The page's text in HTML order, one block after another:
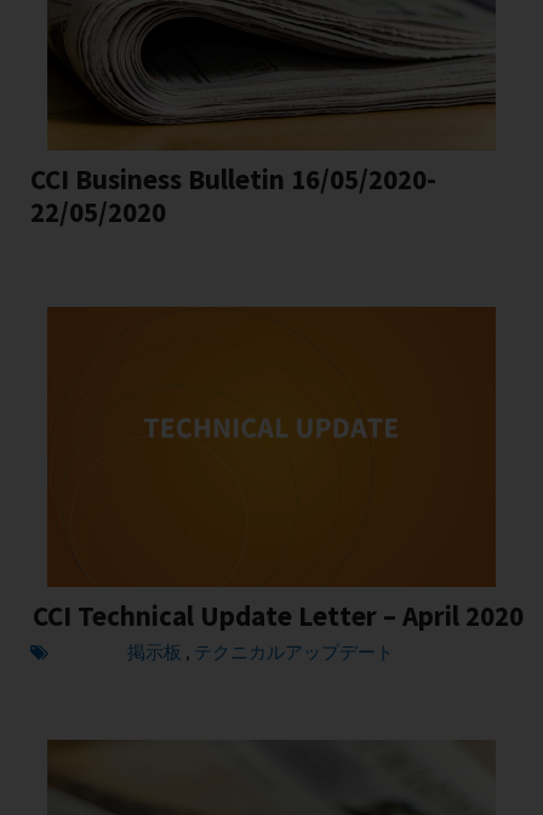
CCI Business Bulletin 16/05/2020-
22/05/2020
CCI Technical Update Letter – April 2020
掲示板 , テクニカルアップデート